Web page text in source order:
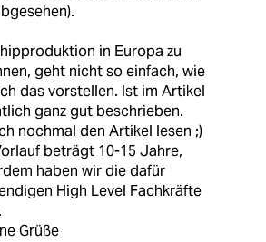
in Europa zu
geht nicht so einfach, wie
das vorstellen. Ist im Artikel
ganz gut beschrieben.
nochmal den Artikel lesen ;)
beträgt 10-15 Jahre,
haben wir die dafür
High Level Fachkräfte
Grüße